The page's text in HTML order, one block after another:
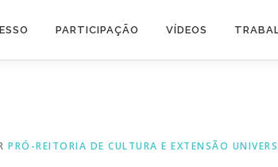
PARTICIPAÇÃO VÍDEOS
PRÓ-REITORIA DE CULTURA E EXTENSÃO